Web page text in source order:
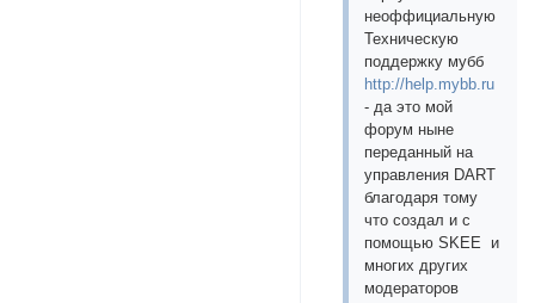
неоффициальную
Техническую
поддержку мубб
http://help.mybb.ru
- да это мой
форум ныне
переданный на
управления DART
благодаря тому
что создал и с
помощью SKEE и
многих других
модераторов